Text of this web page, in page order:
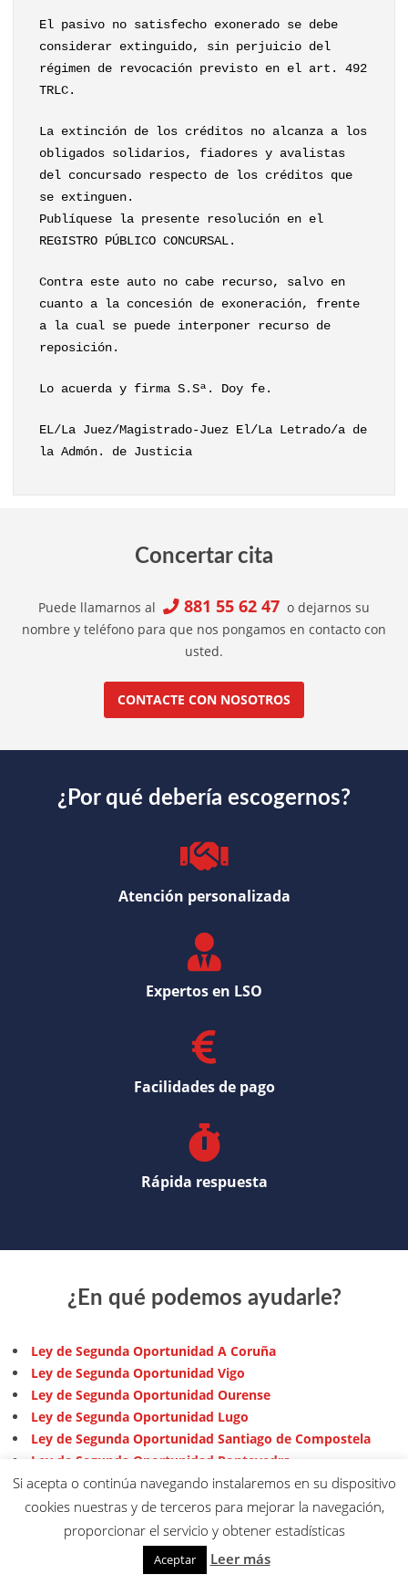
El pasivo no satisfecho exonerado se debe
considerar extinguido, sin perjuicio del
régimen de revocación previsto en el art. 492
TRLC.
La extinción de los créditos no alcanza a los
obligados solidarios, fiadores y avalistas
del concursado respecto de los créditos que
se extinguen.
Publíquese la presente resolución en el
REGISTRO PÚBLICO CONCURSAL.
Contra este auto no cabe recurso, salvo en
cuanto a la concesión de exoneración, frente
a la cual se puede interponer recurso de
reposición.
Lo acuerda y firma S.Sª. Doy fe.
EL/La Juez/Magistrado-Juez El/La Letrado/a de
la Admón. de Justicia
Concertar cita
Puede llamarnos al 881 55 62 47 o dejarnos su
nombre y teléfono para que nos pongamos en contacto con
usted.
CONTACTE CON NOSOTROS
¿Por qué debería escogernos?
Atención personalizada
Expertos en LSO
Facilidades de pago
Rápida respuesta
¿En qué podemos ayudarle?
Ley de Segunda Oportunidad A Coruña
Ley de Segunda Oportunidad Vigo
Ley de Segunda Oportunidad Ourense
Ley de Segunda Oportunidad Lugo
Ley de Segunda Oportunidad Santiago de Compostela
Ley de Segunda Oportunidad Pontevedra
Concursos de Acreedores A Coruña
Concursos de Acreedores Vigo
Concursos de Acreedores Ourense
Concursos de Acreedores Lugo
Concursos de Acreedores Santiago de Compostela
Si acepta o continúa navegando instalaremos en su dispositivo
cookies nuestras y de terceros para mejorar la navegación,
proporcionar el servicio y obtener estadísticas
Aceptar Leer más